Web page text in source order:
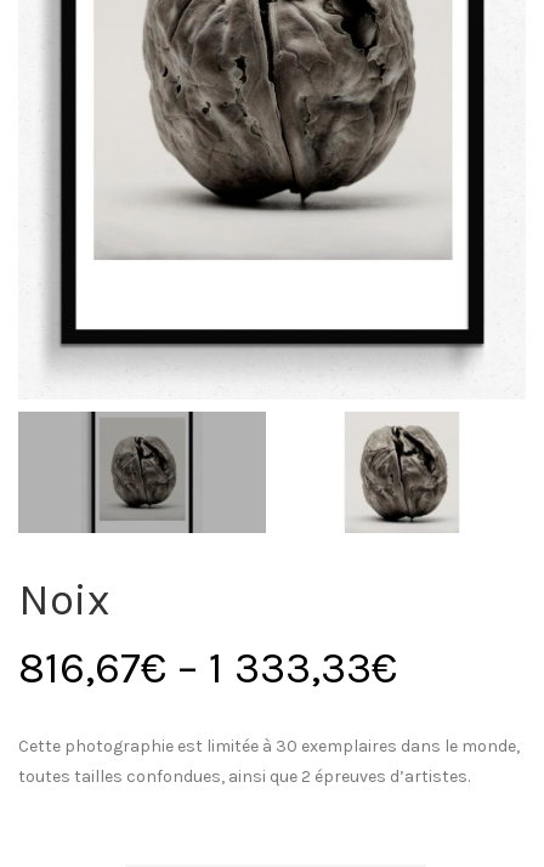
Noix
816,67€ – 1 333,33€
Cette photographie est limitée à 30 exemplaires dans le monde,
toutes tailles confondues, ainsi que 2 épreuves d’artistes.